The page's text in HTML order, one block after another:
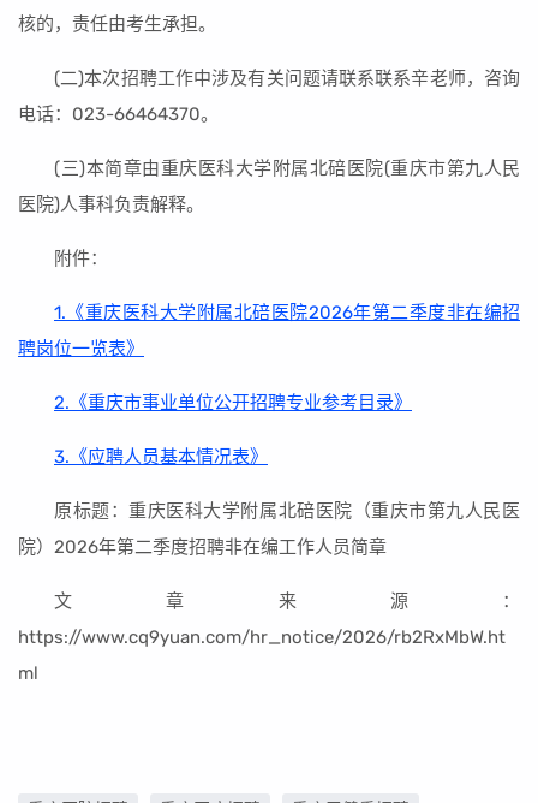
核的，责任由考生承担。
(二)本次招聘工作中涉及有关问题请联系联系辛老师，咨询
电话：023-66464370。
(三)本简章由重庆医科大学附属北碚医院(重庆市第九人民
医院)人事科负责解释。
附件：
1.《重庆医科大学附属北碚医院2026年第二季度非在编招
聘岗位一览表》
2.《重庆市事业单位公开招聘专业参考目录》
3.《应聘人员基本情况表》
原标题：重庆医科大学附属北碚医院（重庆市第九人民医
院）2026年第二季度招聘非在编工作人员简章
文章来源：
https://www.cq9yuan.com/hr_notice/2026/rb2RxMbW.ht
ml